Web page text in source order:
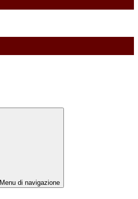
Menu di navigazione